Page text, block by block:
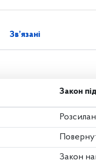
Зв’язані
Закон
Закон